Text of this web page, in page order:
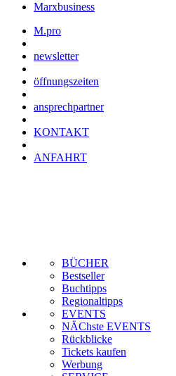
Marxbusiness
M.pro
newsletter
öffnungszeiten
ansprechpartner
KONTAKT
ANFAHRT
BÜCHER
Bestseller
Buchtipps
Regionaltipps
EVENTS
NÄChste EVENTS
Rückblicke
Tickets kaufen
Werbung